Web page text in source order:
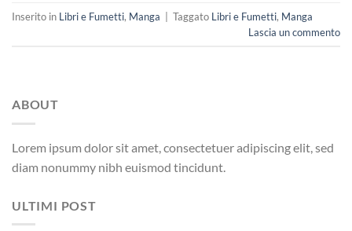
Inserito in Libri e Fumetti, Manga Taggato Libri e Fumetti, Manga
Lascia un commento
ABOUT
Lorem ipsum dolor sit amet, consectetuer adipiscing elit, sed
diam nonummy nibh euismod tincidunt.
ULTIMI POST